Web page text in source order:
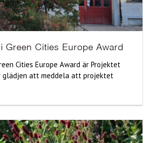
Green Cities Europe Award
Cities Europe Award är Projektet
glädjen att meddela att projektet